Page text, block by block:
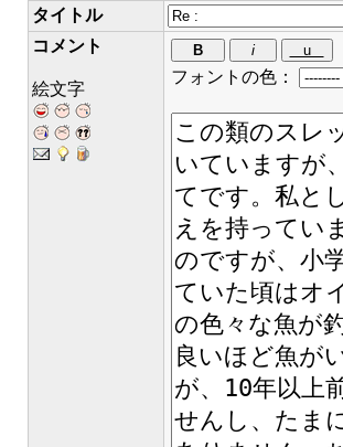
タイトル
コメント
絵文字
フォントの色：